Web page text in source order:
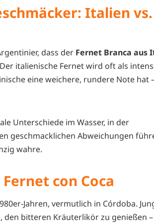
Italien vs.
dass der Fernet Branca aus
italienische Fernet wird oft als
eine weichere, rundere Note hat
Unterschiede im Wasser, in der
geschmacklichen Abweichungen
wahre.
con Coca
Jahren, vermutlich in Córdoba.
bitteren Kräuterlikör zu genießen